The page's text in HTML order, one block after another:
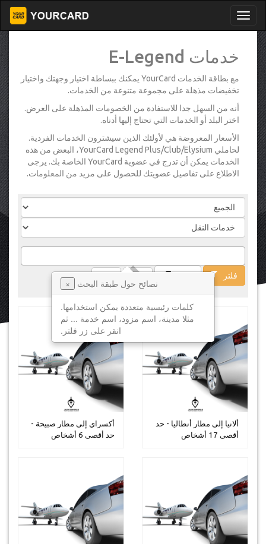
خدمات E-Legend
مع بطاقة الخدمات YourCard يمكنك ببساطة اختيار وجهتك واختيار
تخفيضات مذهلة على مجموعة متنوعة من الخدمات.
أنه من السهل جدا للاستفادة من الخصومات المذهلة على العرض.
اختر البلد أو الخدمات التي تحتاج إليها أدناه.
الأسعار المعروضة هي لأولئك الذين سيشترون الخدمات الفردية.
لحاملي YourCard Legend Plus/Club/Elysium، البعض من هذه
الخدمات يمكن أن تدرج في عضوية YourCard الخاصة بك. يرجى
الاطلاع على تفاصيل عضويتك للحصول على مزيد من المعلومات.
نصائح حول طبقة البحث
×
كلمات رئيسية متعددة يمكن استخدامها.
مثلا مدينة، اسم مزود، اسم خدمة ... ثم
انقر على زر فلتر.
فلتر
أكسراي إلى مطار صبيحة -
حد أقصى 6 أشخاص
ألانيا إلى مطار أنطاليا - حد
أقصى 17 أشخاص